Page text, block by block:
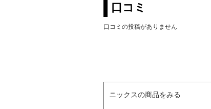
口コミ
口コミの投稿がありません
ニックスの商品をみる